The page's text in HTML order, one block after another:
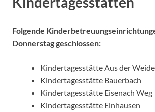
Folgende
Donnerstag geschlossen:
Kindertagesstätte Aus der Weide
Kindertagesstätte Bauerbach
Kindertagesstätte Eisenach Weg
Kindertagesstätte Elnhausen